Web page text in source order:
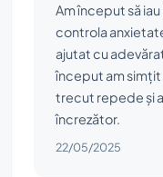
Am început să
controla
ajutat cu
început am simțit
trecut repede și
încrezător.
22/05/2025